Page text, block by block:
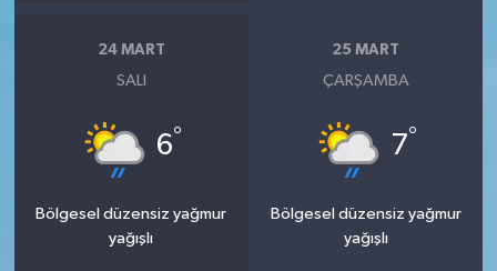
24 MART
SALI
6°
Bölgesel düzensiz yağmur
yağışlı
25 MART
ÇARŞAMBA
7°
Bölgesel düzensiz yağmur
yağışlı